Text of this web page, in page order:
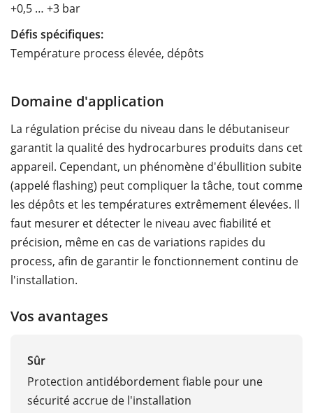
+0,5 … +3 bar
Défis spécifiques:
Température process élevée, dépôts
Domaine d'application
La régulation précise du niveau dans le débutaniseur
garantit la qualité des hydrocarbures produits dans cet
appareil. Cependant, un phénomène d'ébullition subite
(appelé flashing) peut compliquer la tâche, tout comme
les dépôts et les températures extrêmement élevées. Il
faut mesurer et détecter le niveau avec fiabilité et
précision, même en cas de variations rapides du
process, afin de garantir le fonctionnement continu de
l'installation.
Vos avantages
Sûr
Protection antidébordement fiable pour une
sécurité accrue de l'installation